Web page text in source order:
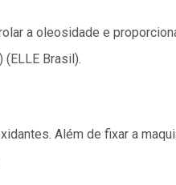
a oleosidade e
Brasil)​.
Além de fixar a